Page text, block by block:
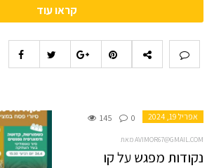
קראו עוד
אפריל 19, 2024 145 0
מאת AVIMOR67@GMAIL.COM
נקודות מפגש על קו